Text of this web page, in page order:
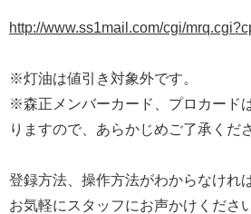
http://www.ss1mail.com/cgi/
※灯油は値引き対象外です。
※森正メンバーカード、プロカード
りますので、あらかじめご了承くだ
登録方法、操作方法がわからなけれ
お気軽にスタッフにお声かけくださ